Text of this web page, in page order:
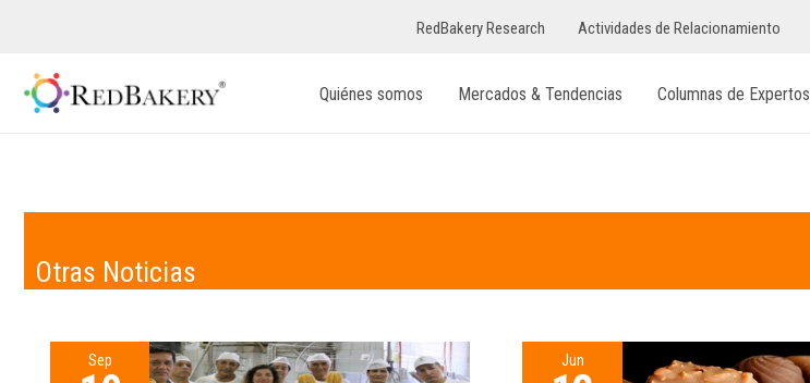
RedBakery Research Actividades de Relacionamiento
Quiénes somos Mercados & Tendencias Columnas de Expertos
Otras Noticias
Sep Jun